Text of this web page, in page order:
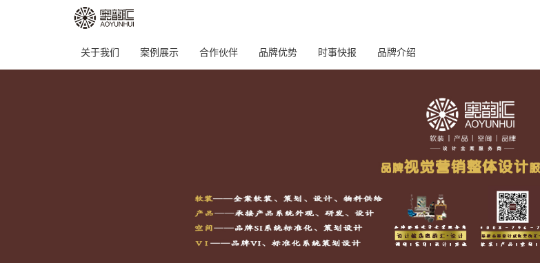
关于我们 案例展示 合作伙伴 品牌优势 时事快报 品牌介绍